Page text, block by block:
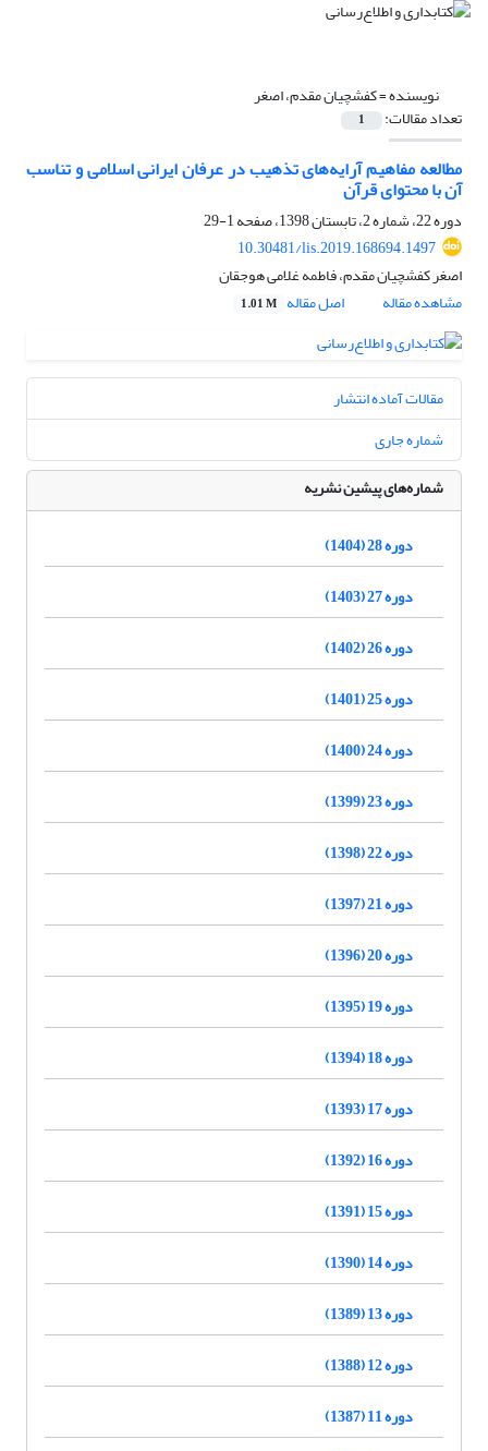
نویسنده =کفشچیان مقدم، اصغر
تعداد مقالات: 1
مطالعه مفاهیم آرایه‌های تذهیب در عرفان ایرانی اسلامی و تناسب
آن با محتوای قرآن
دوره 22، شماره 2، تابستان 1398، صفحه
1-29
10.30481/lis.2019.168694.1497
اصغر کفشچیان مقدم، فاطمه غلامی هوجقان
مشاهده مقاله
اصل مقاله 1.01 M
مقالات آماده انتشار
شماره جاری
شماره‌های پیشین نشریه
دوره 28 (1404)
دوره 27 (1403)
دوره 26 (1402)
دوره 25 (1401)
دوره 24 (1400)
دوره 23 (1399)
دوره 22 (1398)
دوره 21 (1397)
دوره 20 (1396)
دوره 19 (1395)
دوره 18 (1394)
دوره 17 (1393)
دوره 16 (1392)
دوره 15 (1391)
دوره 14 (1390)
دوره 13 (1389)
دوره 12 (1388)
دوره 11 (1387)